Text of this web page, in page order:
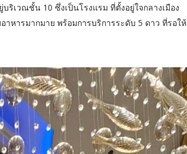
ริเวณชั้น 10 ซึ่งเป็นโรงแรม ที่ตั้งอยู่ใจกลางเมือง
าหารมากมาย พร้อมการบริการระดับ 5 ดาว ที่รอให้